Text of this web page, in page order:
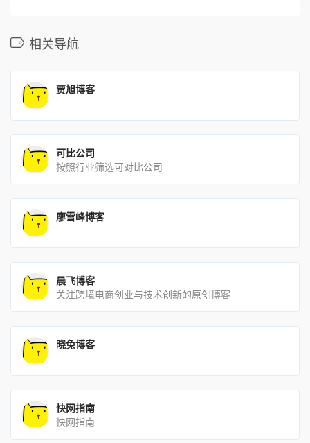
相关导航
贾旭博客
可比公司
按照行业筛选可对比公司
廖雪峰博客
晨飞博客
关注跨境电商创业与技术创新的原创博客
晓兔博客
快网指南
快网指南